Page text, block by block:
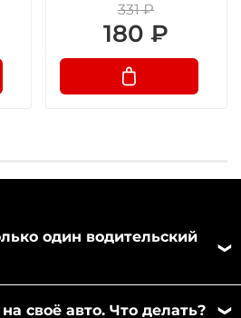
331 ₽
180 ₽
один водительский
своё авто. Что делать?